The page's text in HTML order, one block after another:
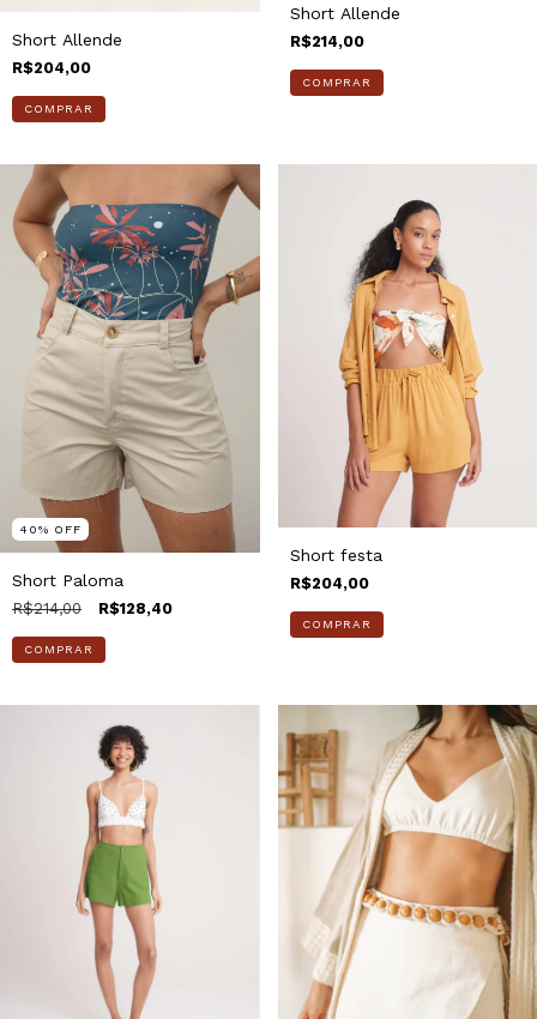
Short Allende
R$204,00
COMPRAR
Short Allende
R$214,00
COMPRAR
40% OFF
Short Paloma
R$214,00 R$128,40
COMPRAR
Short festa
R$204,00
COMPRAR